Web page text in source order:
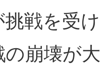
挑戦を受
の崩壊が